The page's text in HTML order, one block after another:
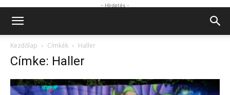
- Hirdetés -
Kezdőlap Címkék Haller
Címke: Haller